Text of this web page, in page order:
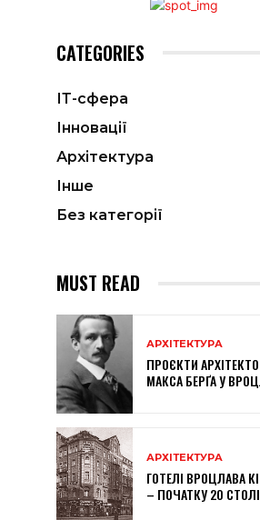
CATEGORIES
ІТ-сфера
Інновації
Архітектура
Інше
Без категорії
MUST READ
АРХІТЕКТУРА
ПРОЄКТИ
МАКСА БЕРҐА У
АРХІТЕКТУРА
ГОТЕЛІ ВРОЦЛАВА
– ПОЧАТКУ 20